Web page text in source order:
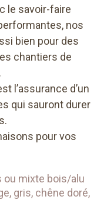
le savoir-faire
nos
bien pour des
chantiers de
l’assurance d’un
qui sauront durer
pour vos
ou mixte bois/alu
gris, chêne doré,